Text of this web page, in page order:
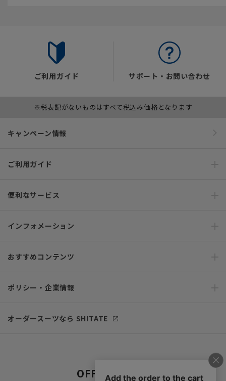
ご利用ガイド サポート・お問い合わせ
※税表記がないものはすべて税込み価格となります
キャンペーン情報
ご利用ガイド
便利なサービス
インフォメーション
おすすめコンテンツ
ポリシー・企業情報
オーダースーツなら SHITATE
OFFICIAL SNS